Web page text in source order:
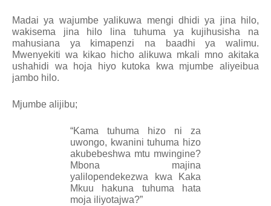
Madai ya wajumbe yalikuwa mengi dhidi ya jina hilo,
wakisema jina hilo lina tuhuma ya kujihusisha na
mahusiana ya kimapenzi na baadhi ya walimu.
Mwenyekiti wa kikao hicho alikuwa mkali mno akitaka
ushahidi wa hoja hiyo kutoka kwa mjumbe aliyeibua
jambo hilo.
Mjumbe alijibu;
“Kama tuhuma hizo ni za
uwongo, kwanini tuhuma hizo
akubebeshwa mtu mwingine?
Mbona majina
yalilopendekezwa kwa Kaka
Mkuu hakuna tuhuma hata
moja iliyotajwa?”